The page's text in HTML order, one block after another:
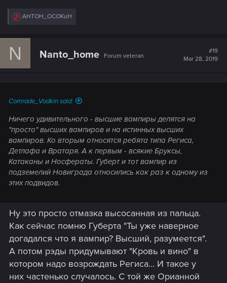
R
c
AHTOH_OCOKuH
N Nanto_home Forum veteran
#19
Mar 28, 2019
Comrade_Vodkin said:
Ничего удивительного - высшие вампиры делятся на
"просто"высших вампиров и на истинных высших
вампиров. Ко вторым относятся ребята типа Региса,
Детлафа и Вратаря. А к первым - всякие Бруксы,
Катаканы и Носфераты. Губерт и тот вампир из
подземелий Новиграда относились как раз к одному из
этих подвидов.
Ну это просто отмазка высосанная из пальца.
Как сейчас помню Губерта "Ты уже наверное
догадался что я вампир? Высший, разумеется".
А потом рэды придумывают "Кровь и вино" в
котором надо возрождать Региса... И такое у
них частенько случалось. С той же Орианной